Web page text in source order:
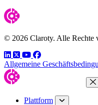
© 2026 Claroty. Alle Rechte
LinkedIn
TwitterYouTube
Facebook
Allgemeine
Plattform